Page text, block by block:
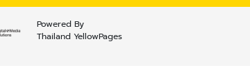
Powered By
Thailand YellowPages